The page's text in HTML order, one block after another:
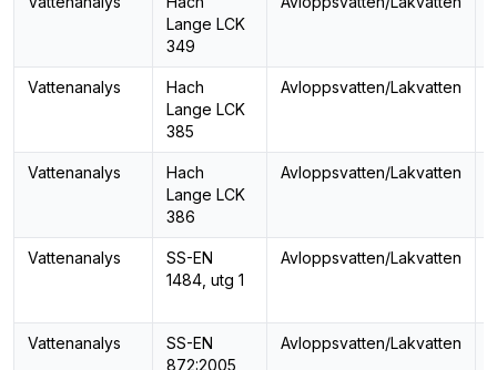
Lange LCK
349
Vattenanalys
Hach
Lange LCK
385
Avloppsvatten/Lakvatten
Vattenanalys
Hach
Lange LCK
386
Avloppsvatten/Lakvatten
Vattenanalys
SS-EN
1484, utg 1
Avloppsvatten/Lakvatten
Vattenanalys
SS-EN
872:2005
Avloppsvatten/Lakvatten